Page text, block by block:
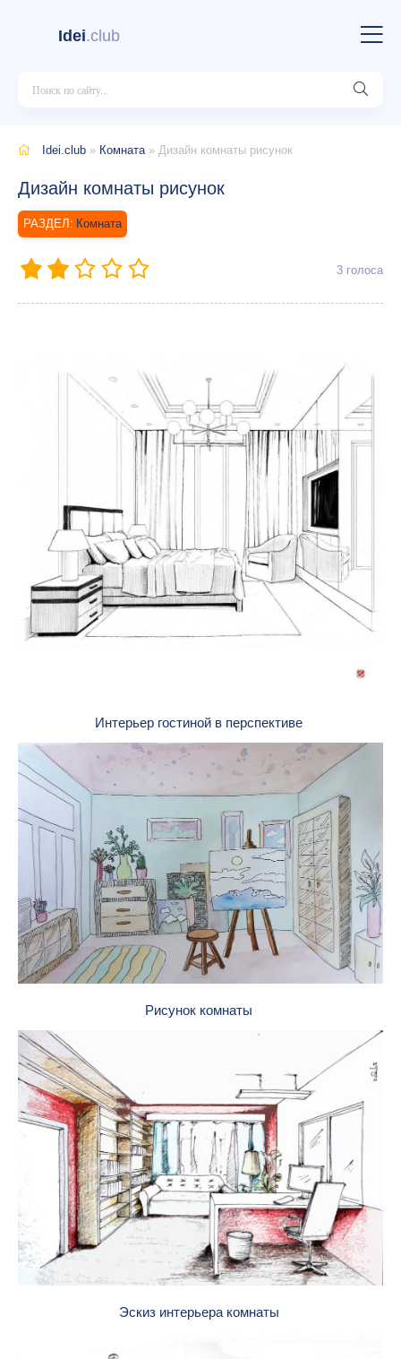
Idei.club
Idei.club » Комната» Дизайн комнаты рисунок
Дизайн комнаты рисунок
Комната
3 голоса
Интерьер гостиной в перспективе
Рисунок комнаты
Эскиз интерьера комнаты